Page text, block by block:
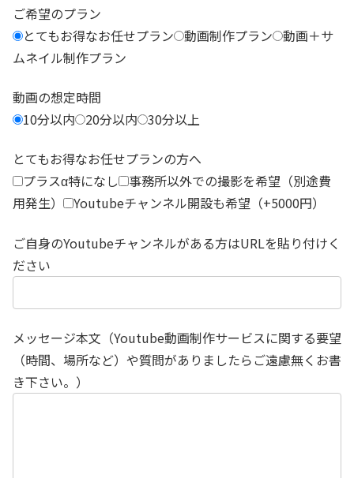
ご希望のプラン
とてもお得なお任せプラン 動画制作プラン 動画＋サ
ムネイル制作プラン
動画の想定時間
10分以内
20分以内 30分以上
とてもお得なお任せプランの方へ
プラスα特になし
事務所以外での撮影を希望（別途費
用発生）
Youtubeチャンネル開設も希望（+5000円）
ご自身のYoutubeチャンネルがある方はURLを貼り付けく
ださい
メッセージ本文（Youtube動画制作サービスに関する要望
（時間、場所など）や質問がありましたらご遠慮無くお書
き下さい。）